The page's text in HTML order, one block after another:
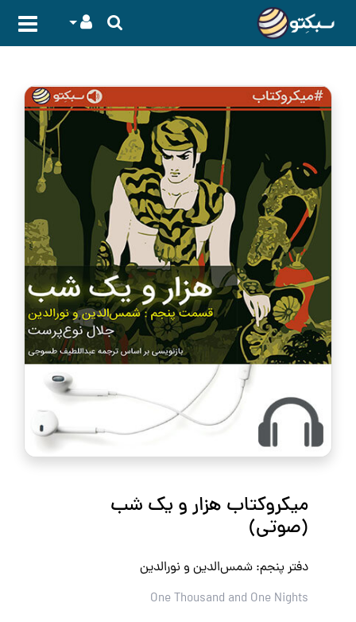
میکروکتاب هزار و یک شب
(صوتی)
دفتر پنجم: شمس‌الدین و نورالدین
One Thousand and One Nights